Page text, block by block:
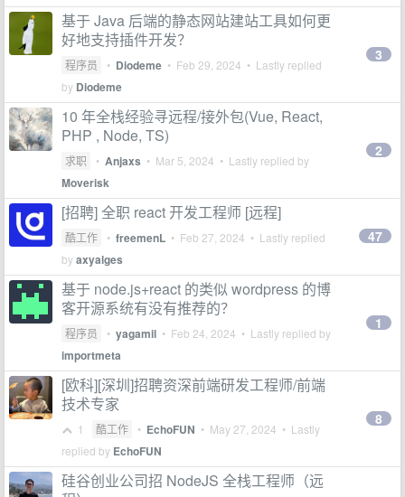
基于 Java 后端的静态网站建站工具如何更
好地支持插件开发？
程序员 • Diodeme • Feb 29, 2024 • Lastly replied
by Diodeme
3
10 年全栈经验寻远程/接外包(Vue, React,
PHP , Node, TS)
求职 • Anjaxs • Mar 5, 2024 • Lastly replied by
Moverisk
2
[招聘] 全职 react 开发工程师 [远程]
酷工作 • freemenL • Feb 27, 2024 • Lastly replied
byaxyalges
47
基于 node.js+react 的类似 wordpress 的博
客开源系统有没有推荐的？
程序员 • yagamil • Feb 24, 2024 • Lastly replied by
importmeta
1
[欧科][深圳]招聘资深前端研发工程师/前端
技术专家
1 酷工作 • EchoFUN • May 27, 2024 • Lastly
replied by EchoFUN
8
硅谷创业公司招 NodeJS 全栈工程师（远